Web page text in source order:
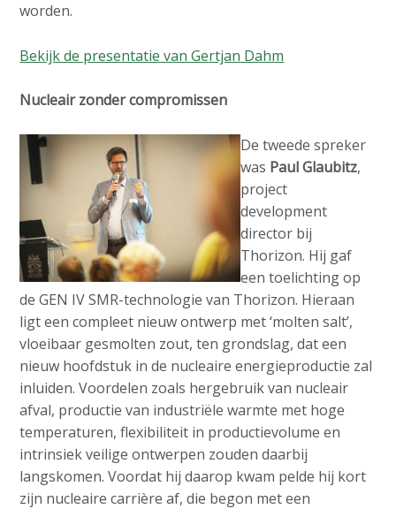
worden.
Bekijk de presentatie van Gertjan Dahm
Nucleair zonder compromissen
De tweede spreker
was Paul Glaubitz,
project
development
director bij
Thorizon. Hij gaf
een toelichting op
de GEN IV SMR-technologie van Thorizon. Hieraan
ligt een compleet nieuw ontwerp met ‘molten salt’,
vloeibaar gesmolten zout, ten grondslag, dat een
nieuw hoofdstuk in de nucleaire energieproductie zal
inluiden. Voordelen zoals hergebruik van nucleair
afval, productie van industriële warmte met hoge
temperaturen, flexibiliteit in productievolume en
intrinsiek veilige ontwerpen zouden daarbij
langskomen. Voordat hij daarop kwam pelde hij kort
zijn nucleaire carrière af, die begon met een